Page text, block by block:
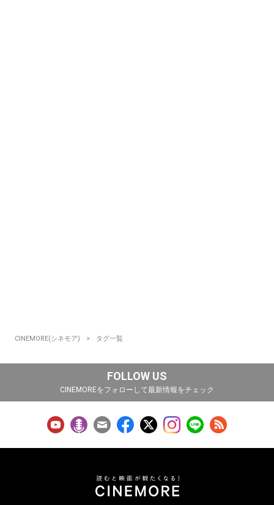
CINEMORE(シネモア) タグ一覧
FOLLOW US
CINEMOREをフォローして最新情報をチェック